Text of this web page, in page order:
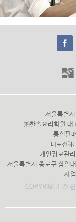
서울특별
㈜한솔요리학원
통신판
대표전
개인정보관
서울특별시 종로구 삼일
사
COPYRIGHT ©